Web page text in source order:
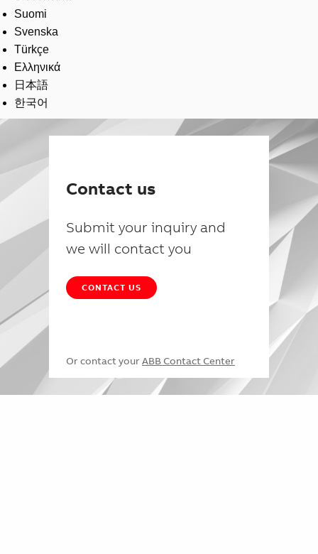
Suomi
Svenska
Türkçe
Ελληνικά
日本語
한국어
Contact us
Submit your inquiry and
we will contact you
CONTACT US
Or contact your ABB Contact Center